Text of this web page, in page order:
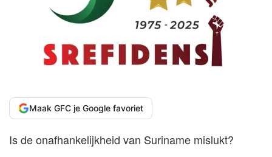
Maak GFC je Google favoriet
Is de onafhankelijkheid van Suriname mislukt?